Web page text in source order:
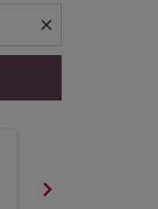
close
chevron_right